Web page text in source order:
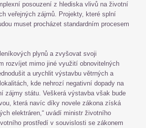
posouzení z hlediska vlivů na životní
veřejných zájmů. Projekty, které splní
muset procházet standardním procesem
plynů a zvyšovat svoji
rozvíjet mimo jiné využití obnovitelných
a urychlit výstavbu větrných a
kde nehrozí negativní dopady na
zájmy státu. Veškerá výstavba však bude
která navíc díky novele zákona získá
elektráren,“ uvádí ministr životního
prostředí v souvislosti se zákonem